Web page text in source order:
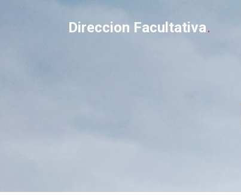
Direccion Facultativa.